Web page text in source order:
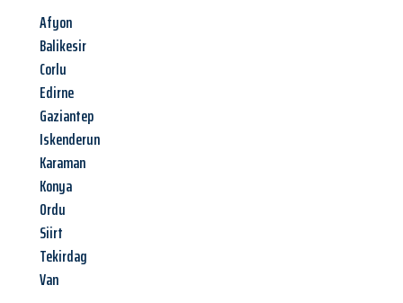
Afyon
Balikesir
Corlu
Edirne
Gaziantep
Iskenderun
Karaman
Konya
Ordu
Siirt
Tekirdag
Van